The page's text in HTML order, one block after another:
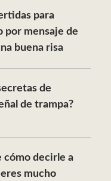
para
por mensaje de
buena risa
de
de trampa?
cómo decirle a
mucho